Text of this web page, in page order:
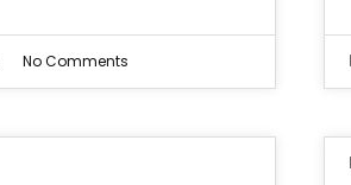
No Comments